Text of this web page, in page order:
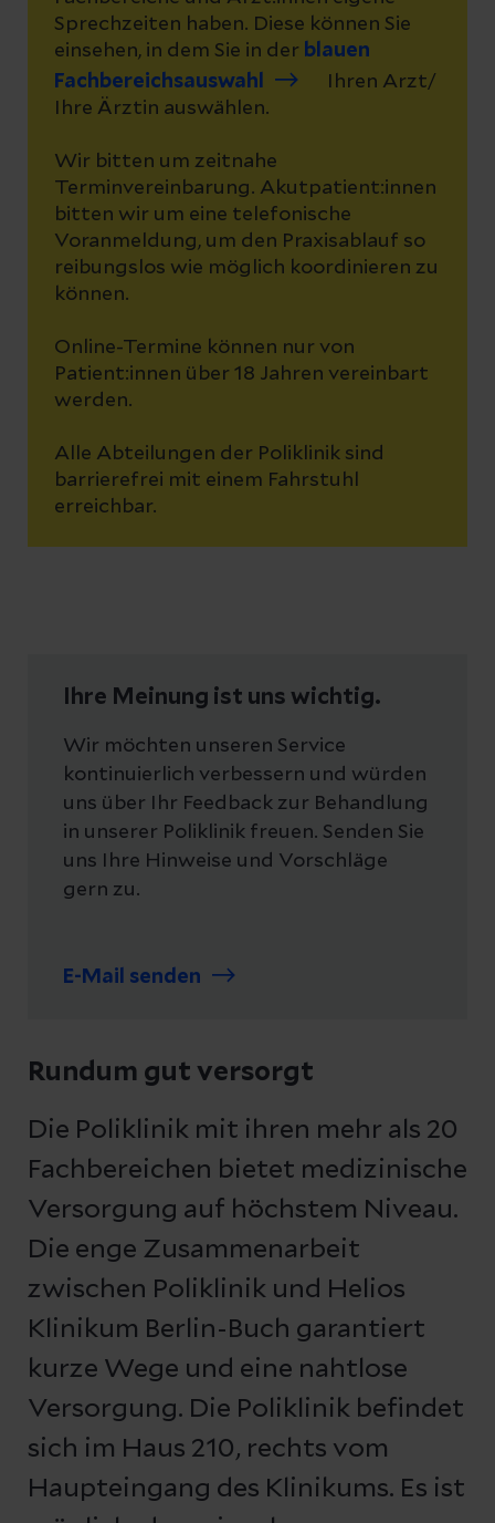
Sprechzeiten haben. Diese können Sie
einsehen, in dem Sie in der blauen
Fachbereichsauswahl
Ihren Arzt/
Ihre Ärztin auswählen.
Wir bitten um zeitnahe
Terminvereinbarung. Akutpatient:innen
bitten wir um eine telefonische
Voranmeldung, um den Praxisablauf so
reibungslos wie möglich koordinieren zu
können.
Online-Termine können nur von
Patient:innen über 18 Jahren vereinbart
werden.
Alle Abteilungen der Poliklinik sind
barrierefrei mit einem Fahrstuhl
erreichbar.
Ihre Meinung ist uns wichtig.
Wir möchten unseren Service
kontinuierlich verbessern und würden
uns über Ihr Feedback zur Behandlung
in unserer Poliklinik freuen. Senden Sie
uns Ihre Hinweise und Vorschläge
gern zu.
E-Mail senden
Rundum gut versorgt
Die Poliklinik mit ihren mehr als 20
Fachbereichen bietet medizinische
Versorgung auf höchstem Niveau.
Die enge Zusammenarbeit
zwischen Poliklinik und Helios
Klinikum Berlin-Buch garantiert
kurze Wege und eine nahtlose
Versorgung. Die Poliklinik befindet
sich im Haus 210, rechts vom
Haupteingang des Klinikums. Es ist